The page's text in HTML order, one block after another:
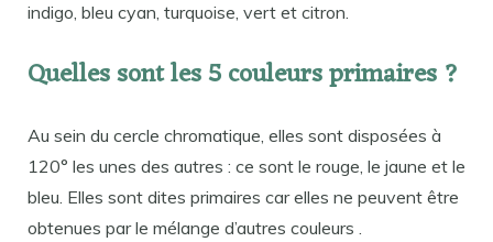
indigo, bleu cyan, turquoise, vert et citron.
Quelles sont les 5 couleurs primaires ?
Au sein du cercle chromatique, elles sont disposées à
120° les unes des autres : ce sont le rouge, le jaune et le
bleu. Elles sont dites primaires car elles ne peuvent être
obtenues par le mélange d’autres couleurs .